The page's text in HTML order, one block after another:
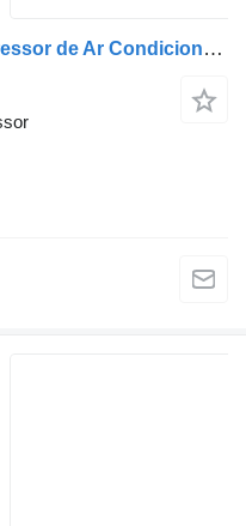
Volvo Premium / DXI11 Compressor de Ar Condicionado SD7H15 DXI 5010605063 airconditioner compressor voor Renault vrachtwagen